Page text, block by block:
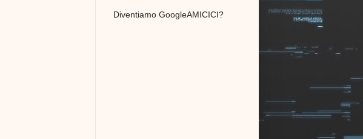
Diventiamo GoogleAMICICI?